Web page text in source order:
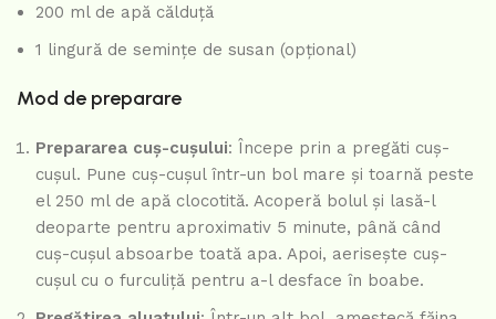
200 ml de apă călduță
1 lingură de semințe de susan (opțional)
Mod de preparare
Prepararea cuș-cuşului: Începe prin a pregăti cuș-
cuşul. Pune cuș-cuşul într-un bol mare și toarnă peste
el 250 ml de apă clocotită. Acoperă bolul și lasă-l
deoparte pentru aproximativ 5 minute, până când
cuș-cuşul absoarbe toată apa. Apoi, aerisește cuș-
cuşul cu o furculiță pentru a-l desface în boabe.